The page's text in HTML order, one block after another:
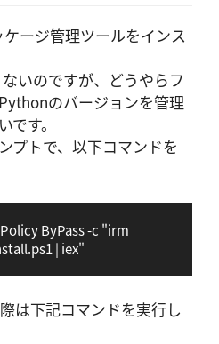
ージ管理ツールをインス
いのですが、どうやらフ
のバージョンを管理
す。
プトで、以下コマンドを
ByPass -c "irm
| iex"
は下記コマンドを実行し